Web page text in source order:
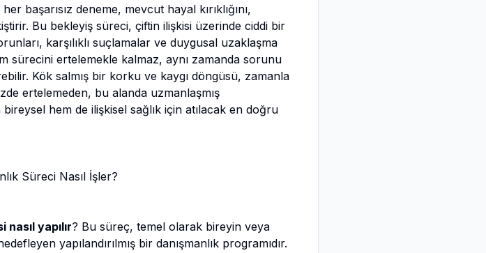
başarısız deneme, mevcut hayal kırıklığını,
Bu bekleyiş süreci, çiftin ilişkisi üzerinde ciddi bir
karşılıklı suçlamalar ve duygusal uzaklaşma
sürecini ertelemekle kalmaz, aynı zamanda sorunu
Kök salmış bir korku ve kaygı döngüsü, zamanla
ertelemeden, bu alanda uzmanlaşmış
hem de ilişkisel sağlık için atılacak en doğru
Süreci Nasıl İşler?
yapılır? Bu süreç, temel olarak bireyin veya
yapılandırılmış bir danışmanlık programıdır.